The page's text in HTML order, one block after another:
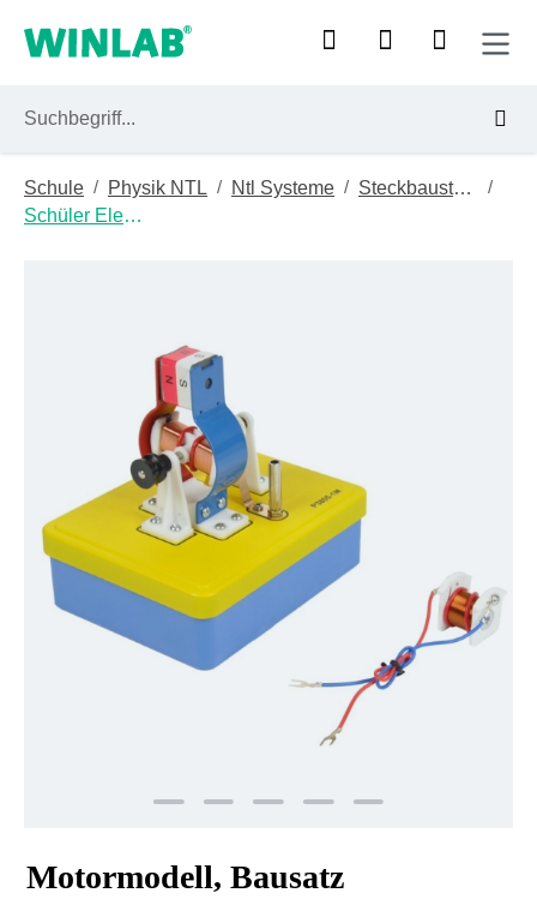
Zum Hauptinhalt springen
Schule / Physik NTL / Ntl Systeme / Steckbaustein
/
Schüler Elektrik-elektronik
Motormodell, Bausatz